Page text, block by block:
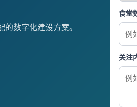
数字化建设方案。
食堂
关注